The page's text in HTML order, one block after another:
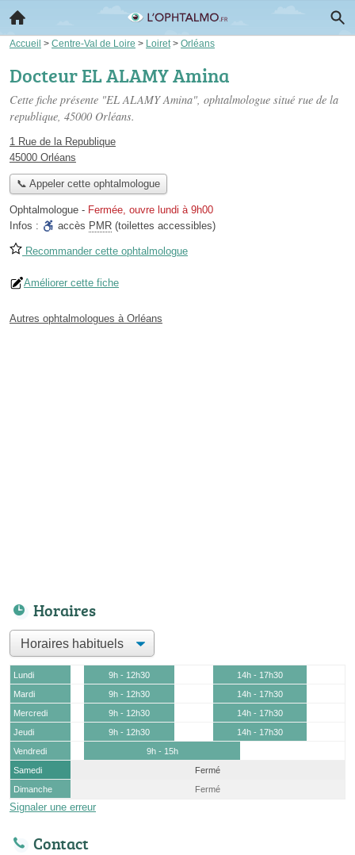
Accueil > Centre-Val de Loire > Loiret > Orléans
Docteur EL ALAMY Amina
Cette fiche présente "EL ALAMY Amina", ophtalmologue situé rue de la
republique, 45000 Orléans.
1 Rue de la Republique
45000 Orléans
📞 Appeler cette ophtalmologue
Ophtalmologue - Fermée, ouvre lundi à 9h00
Infos :
accès PMR (toilettes accessibles)
Recommander cette ophtalmologue
Améliorer cette fiche
Autres ophtalmologues à Orléans
Horaires
Lundi 9h - 12h30
14h - 17h30
Mardi
9h - 12h30
14h - 17h30
Mercredi
9h - 12h30
14h - 17h30
Jeudi
9h - 12h30
14h - 17h30
Vendredi
9h - 15h
Samedi
Fermé
Dimanche
Fermé
Signaler une erreur
Contact